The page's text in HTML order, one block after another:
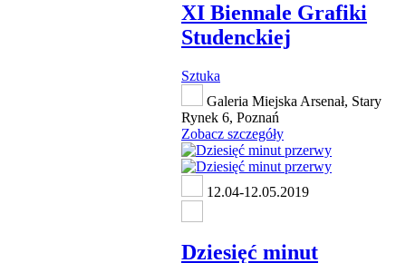
XI Biennale Grafiki
Studenckiej
Sztuka
Galeria Miejska Arsenał, Stary
Rynek 6, Poznań
Zobacz szczegóły
12.04-12.05.2019
Dziesięć minut